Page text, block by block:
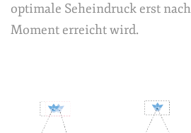
optimale Seheindruck erst
Moment erreicht wird.